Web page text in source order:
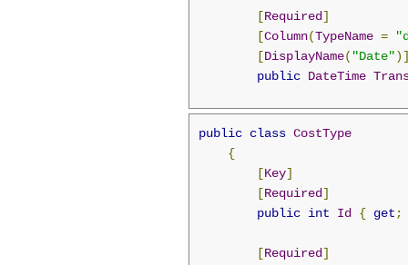
[Required]
[Column(TypeName =
[DisplayName( "Date")]
public DateTime
[Required]
[DisplayName(
[StringLength
[DataType( DataType.
public string
public class CostType
{
[Key]
[Required]
public int Id { get;
[Required]